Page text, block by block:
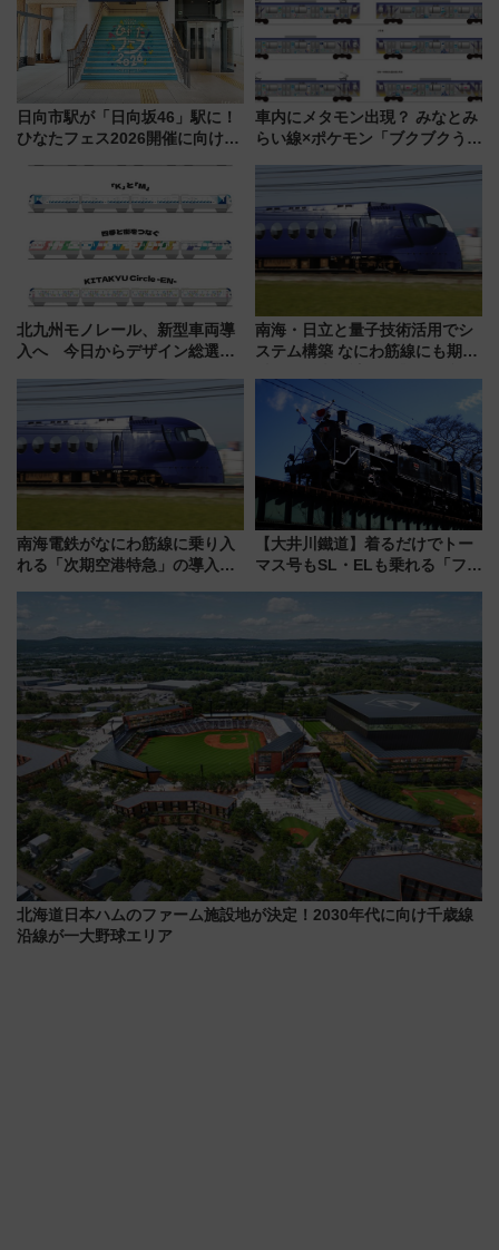
ツアー」開催
日向市駅が「日向坂46」駅に！
ひなたフェス2026開催に向けJR
全力応援 夜行列車「ドリーム
おひさま号」も走る
車内にメタモン出現？ みなとみ
らい線×ポケモン「ブクブクうみ
行開始に！ この夏は直通列車で
横浜へ！
北九州モノレール、新型車両導
入へ 今日からデザイン総選挙
南海・日立と量子技術活用でシ
ステム構築 なにわ筋線にも期待
南海電鉄がなにわ筋線に乗り入
れる「次期空港特急」の導入を
【大井川鐵道】着るだけでトー
マス号もSL・ELも乗れる「フリ
北海道日本ハムのファーム施設地が決定！2030年代に向け千歳線
沿線が一大野球エリア